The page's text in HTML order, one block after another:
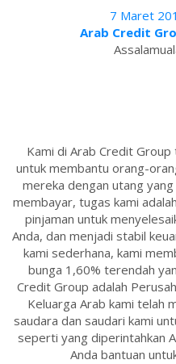
7 Maret
Arab Credit
Kami di Arab Credit
untuk membantu orang-
mereka dengan utang
membayar, tugas kami
pinjaman untuk
Anda, dan menjadi stabil
kami sederhana, kami
bunga 1,60% terendah
Credit Group adalah
Keluarga Arab kami telah
saudara dan saudari kami
seperti yang diperintahkan
Anda bantuan